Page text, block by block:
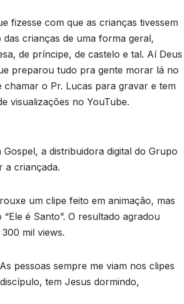
fizesse com que as crianças tivessem
crianças de uma forma geral,
de príncipe, de castelo e tal. Aí Deus
preparou tudo pra gente morar lá no
chamar o Pr. Lucas para gravar e tem
visualizações no YouTube.
a distribuidora digital do Grupo
a criançada.
um clipe feito em animação, mas
é Santo”. O resultado agradou
mil views.
pessoas sempre me viam nos clipes
tem Jesus dormindo,